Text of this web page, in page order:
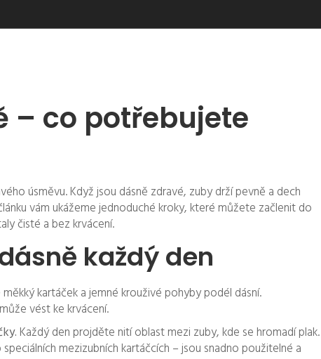
– co potřebujete
úsměvu. Když jsou dásně zdravé, zuby drží pevně a dech
vám ukážeme jednoduché kroky, které můžete začlenit do
čisté a bez krvácení.
každý den
kartáček a jemné krouživé pohyby podél dásní.
vést ke krvácení.
Každý den projděte nití oblast mezi zuby, kde se hromadí plak.
mezizubních kartáčcích – jsou snadno použitelné a